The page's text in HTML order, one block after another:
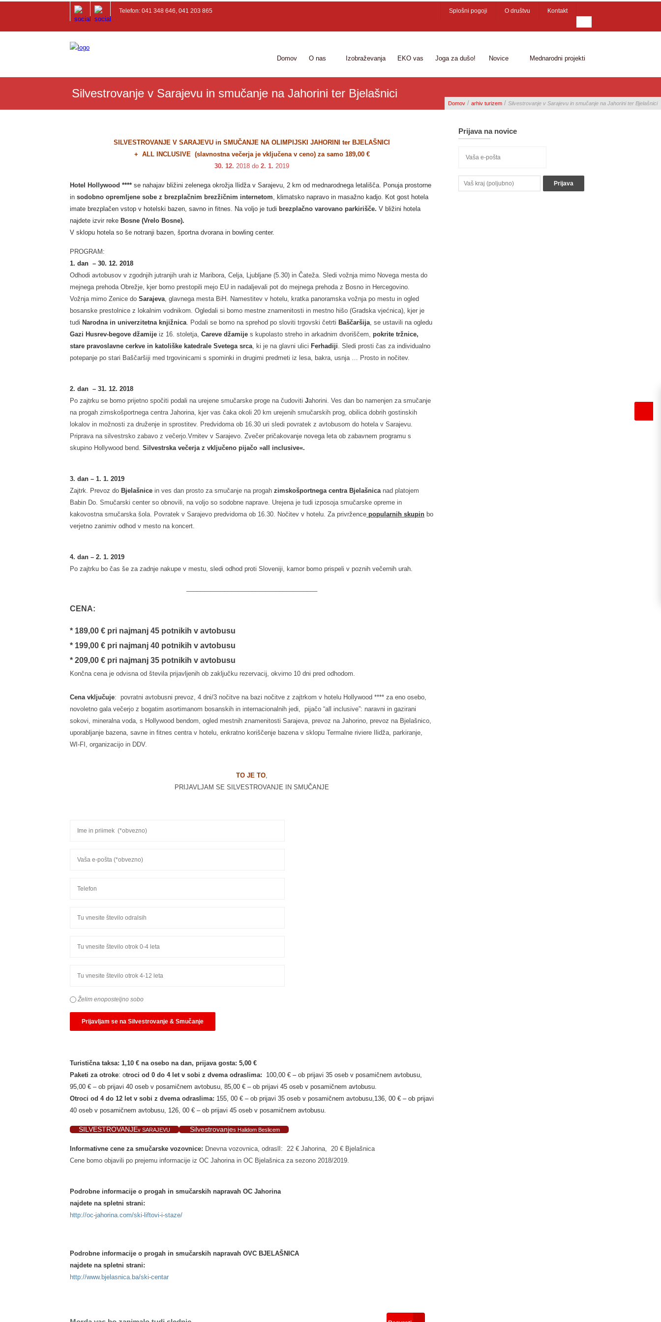
Telefon: 041 348 646, 041 203 865 Splošni pogoji O društvu Kontakt
Domov O nas Izobraževanja EKO vas Joga za dušo! Novice Mednarodni projekti
Domov / arhiv turizem / Silvestrovanje v Sarajevu in smučanje na Jahorini ter Bjelašnici
Silvestrovanje v Sarajevu in smučanje na Jahorini ter Bjelašnici
SILVESTROVANJE V SARAJEVU in SMUČANJE NA OLIMPIJSKI JAHORINI ter BJELAŠNICI
+ ALL INCLUSIVE (slavnostna večerja je vključena v ceno) za samo 189,00 €
30. 12. 2018 do 2. 1. 2019
Hotel Hollywood **** se nahajav bližini zelenega okrožja Ilidža v Sarajevu, 2 km od mednarodnega letališča. Ponuja prostorne
in sodobno opremljene sobe z brezplačnim brezžičnim internetom, klimatsko napravo in masažno kadjo. Kot gost hotela
imate brezplačen vstop v hotelski bazen, savno in fitnes. Na voljo je tudi brezplačno varovano parkirišče. V bližini hotela
najdete izvir reke Bosne (Vrelo Bosne).
V sklopu hotela so še notranji bazen, športna dvorana in bowling center.
PROGRAM:
1. dan – 30. 12. 2018
Odhodi avtobusov v zgodnjih jutranjih urah iz Maribora, Celja, Ljubljane (5.30) in Čateža. Sledi vožnja mimo Novega mesta do
mejnega prehoda Obrežje, kjer bomo prestopili mejo EU in nadaljevali pot do mejnega prehoda z Bosno in Hercegovino.
Vožnja mimo Zenice do Sarajeva, glavnega mesta BiH. Namestitev v hotelu, kratka panoramska vožnja po mestu in ogled
bosanske prestolnice z lokalnim vodnikom. Ogledali si bomo mestne znamenitosti in mestno hišo (Gradska vjećnica), kjer je
tudi Narodna in univerzitetna knjižnica. Podali se bomo na sprehod po sloviti trgovski četrti Baščaršija, se ustavili na ogledu
Gazi Husrev-begove džamije iz 16. stoletja, Careve džamije s kupolasto streho in arkadnim dvoriščem, pokrite tržnice,
stare pravoslavne cerkve in katoliške katedrale Svetega srca, ki je na glavni ulici Ferhadiji. Sledi prosti čas za individualno
potepanje po stari Baščaršiji med trgovinicami s spominki in drugimi predmeti iz lesa, bakra, usnja … Prosto in nočitev.
2. dan – 31. 12. 2018
Po zajtrku se bomo prijetno spočiti podali na urejene smučarske proge na čudoviti Jahorini. Ves dan bo namenjen za smučanje
na progah zimskošportnega centra Jahorina, kjer vas čaka okoli 20 km urejenih smučarskih prog, obilica dobrih gostinskih
lokalov in možnosti za druženje in sprostitev. Predvidoma ob 16.30 uri sledi povratek z avtobusom do hotela v Sarajevu.
Priprava na silvestrsko zabavo z večerjo.Vrnitev v Sarajevo. Zvečer pričakovanje novega leta ob zabavnem programu s
skupino Hollywood bend. Silvestrska večerja z vključeno pijačo »all inclusive«.
3. dan – 1. 1. 2019
Zajtrk. Prevoz do Bjelašnice in ves dan prosto za smučanje na progah zimskošportnega centra Bjelašnicanad platojem
Babin Do. Smučarski center so obnovili, na voljo so sodobne naprave. Urejena je tudi izposoja smučarske opreme in
kakovostna smučarska šola. Povratek v Sarajevo predvidoma ob 16.30. Nočitev v hotelu. Za privržence popularnih skupin bo
verjetno zanimiv odhod v mesto na koncert.
4. dan – 2. 1. 2019
Po zajtrku bo čas še za zadnje nakupe v mestu, sledi odhod proti Sloveniji, kamor bomo prispeli v poznih večernih urah.
CENA:
* 189,00 € pri najmanj 45 potnikih v avtobusu
* 199,00 € pri najmanj 40 potnikih v avtobusu
* 209,00 € pri najmanj 35 potnikih v avtobusu
Končna cena je odvisna od števila prijavljenih ob zaključku rezervacij, okvirno 10 dni pred odhodom.
Cena vključuje: povratni avtobusni prevoz, 4 dni/3 nočitve na bazi nočitve z zajtrkom v hotelu Hollywood **** za eno osebo,
novoletno gala večerjo z bogatim asortimanom bosanskih in internacionalnih jedi, pijačo “all inclusive”: naravni in gazirani
sokovi, mineralna voda, s Hollywood bendom, ogled mestnih znamenitosti Sarajeva, prevoz na Jahorino, prevoz na Bjelašnico,
uporabljanje bazena, savne in fitnes centra v hotelu, enkratno koriščenje bazena v sklopu Termalne riviere Ilidža, parkiranje,
WI-FI, organizacijo in DDV.
TO JE TO,
PRIJAVLJAM SE SILVESTROVANJE IN SMUČANJE
Želim enoposteljno sobo
Turistična taksa: 1,10 € na osebo na dan, prijava gosta: 5,00 €
Paketi za otroke: otroci od 0 do 4 let v sobi z dvema odraslima: 100,00 € – ob prijavi 35 oseb v posamičnem avtobusu,
95,00 € – ob prijavi 40 oseb v posamičnem avtobusu, 85,00 € – ob prijavi 45 oseb v posamičnem avtobusu.
Otroci od 4 do 12 let v sobi z dvema odraslima: 155, 00 € – ob prijavi 35 oseb v posamičnem avtobusu,136, 00 € – ob prijavi
40 oseb v posamičnem avtobusu, 126, 00 € – ob prijavi 45 oseb v posamičnem avtobusu.
SILVESTROVANJEv SARAJEVU Silvestrovanjes Halidom Beslicem
Informativne cene za smučarske vozovnice: Dnevna vozovnica, odraslI: 22 € Jahorina, 20 € Bjelašnica
Cene bomo objavili po prejemu informacije iz OC Jahorina in OC Bjelašnica za sezono 2018/2019.
Podrobne informacije o progah in smučarskih napravah OC Jahorina
najdete na spletni strani:
http://oc-jahorina.com/ski-liftovi-i-staze/
Podrobne informacije o progah in smučarskih napravah OVC BJELAŠNICA
najdete na spletni strani:
http://www.bjelasnica.ba/ski-centar
Prijava na novice